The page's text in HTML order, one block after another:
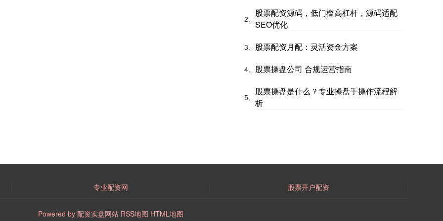
2、
股票配资源码，低门槛高杠杆，源码适配
SEO优化
3、 股票配资月配：灵活资金方案
4、 股票操盘公司 合规运营指南
5、
股票操盘是什么？专业操盘手操作流程解
析
专业配资网 股票开户配资
Powered by 配资实盘网站 RSS地图 HTML地图